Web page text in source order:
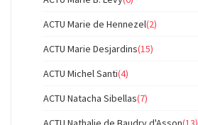
ACTU Marie de Hennezel(2)
ACTU Marie Desjardins(15)
ACTU Michel Santi(4)
ACTU Natacha Sibellas(7)